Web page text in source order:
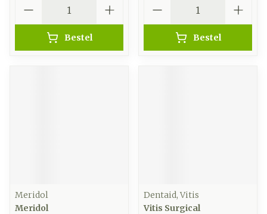
Bestel Bestel
Meridol
Meridol
Dentaid, Vitis
Vitis Surgical